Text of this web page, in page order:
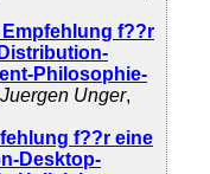
Empfehlung f??r
Philosophie-
Juergen Unger,
f??r eine
Desktop-